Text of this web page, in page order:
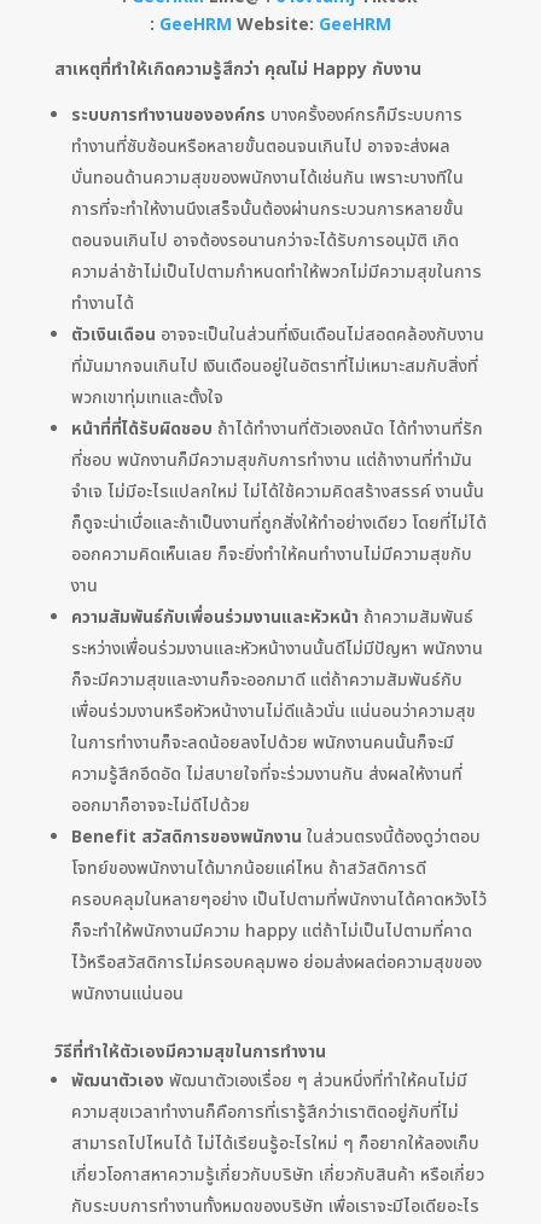
: GeeHRM Website: GeeHRM
สาเหตุที่ทำให้เกิดความรู้สึกว่า คุณไม่ Happy กับงาน
ระบบการทำงานขององค์กร บางครั้งองค์กรก็มีระบบการ
ทำงานที่ซับซ้อนหรือหลายขั้นตอนจนเกินไป อาจจะส่งผล
บั่นทอนด้านความสุขของพนักงานได้เช่นกัน เพราะบางทีใน
การที่จะทำให้งานนึงเสร็จนั้นต้องผ่านกระบวนการหลายขั้น
ตอนจนเกินไป อาจต้องรอนานกว่าจะได้รับการอนุมัติ เกิด
ความล่าช้าไม่เป็นไปตามกำหนดทำให้พวกไม่มีความสุขในการ
ทำงานได้
ตัวเงินเดือน อาจจะเป็นในส่วนที่เงินเดือนไม่สอดคล้องกับงาน
ที่มันมากจนเกินไป เงินเดือนอยู่ในอัตราที่ไม่เหมาะสมกับสิ่งที่
พวกเขาทุ่มเทและตั้งใจ
หน้าที่ที่ได้รับผิดชอบ ถ้าได้ทำงานที่ตัวเองถนัด ได้ทำงานที่รัก
ที่ชอบ พนักงานก็มีความสุขกับการทำงาน แต่ถ้างานที่ทำมัน
จำเจ ไม่มีอะไรแปลกใหม่ ไม่ได้ใช้ความคิดสร้างสรรค์ งานนั้น
ก็ดูจะน่าเบื่อและถ้าเป็นงานที่ถูกสั่งให้ทำอย่างเดียว โดยที่ไม่ได้
ออกความคิดเห็นเลย ก็จะยิ่งทำให้คนทำงานไม่มีความสุขกับ
งาน
ความสัมพันธ์กับเพื่อนร่วมงานและหัวหน้า ถ้าความสัมพันธ์
ระหว่างเพื่อนร่วมงานและหัวหน้างานนั้นดีไม่มีปัญหา พนักงาน
ก็จะมีความสุขและงานก็จะออกมาดี แต่ถ้าความสัมพันธ์กับ
เพื่อนร่วมงานหรือหัวหน้างานไม่ดีแล้วนั่น แน่นอนว่าความสุข
ในการทำงานก็จะลดน้อยลงไปด้วย พนักงานคนนั้นก็จะมี
ความรู้สึกอึดอัด ไม่สบายใจที่จะร่วมงานกัน ส่งผลให้งานที่
ออกมาก็อาจจะไม่ดีไปด้วย
Benefit สวัสดิการของพนักงาน ในส่วนตรงนี้ต้องดูว่าตอบ
โจทย์ของพนักงานได้มากน้อยแค่ไหน ถ้าสวัสดิการดี
ครอบคลุมในหลายๆอย่าง เป็นไปตามที่พนักงานได้คาดหวังไว้
ก็จะทำให้พนักงานมีความ happy แต่ถ้าไม่เป็นไปตามที่คาด
ไว้หรือสวัสดิการไม่ครอบคลุมพอ ย่อมส่งผลต่อความสุขของ
พนักงานแน่นอน
วิธีที่ทำให้ตัวเองมีความสุขในการทำงาน
พัฒนาตัวเอง พัฒนาตัวเองเรื่อย ๆ ส่วนหนึ่งที่ทำให้คนไม่มี
ความสุขเวลาทำงานก็คือการที่เรารู้สึกว่าเราติดอยู่กับที่ไม่
สามารถไปไหนได้ ไม่ได้เรียนรู้อะไรใหม่ ๆ ก็อยากให้ลองเก็บ
เกี่ยวโอกาสหาความรู้เกี่ยวกับบริษัท เกี่ยวกับสินค้า หรือเกี่ยว
กับระบบการทำงานทั้งหมดของบริษัท เพื่อเราจะมีไอเดียอะไร